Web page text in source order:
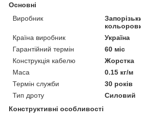
Основні
Виробник
Країна виробник
Україна
Гарантійний термін
60 міс
Конструкція кабелю
Жорстка
Маса
0.15 кг/м
Термін служби
30 років
Тип дроту
Силовий
Конструктивні особливості